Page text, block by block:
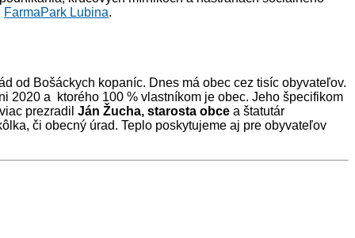
FarmaPark Lubina.
od Bošáckych kopaníc. Dnes má obec cez tisíc obyvateľov.
2020 a ktorého 100 % vlastníkom je obec. Jeho špecifikom
prezradil Ján Žucha, starosta obce a štatutár
či obecný úrad. Teplo poskytujeme aj pre obyvateľov